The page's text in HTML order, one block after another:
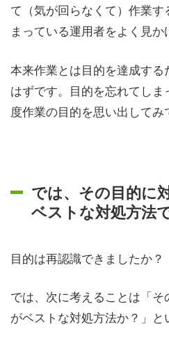
て（気が回らなくて）作業
まっている運用者をよく見か
本来作業とは目的を達成す
はずです。目的を忘れてし
度作業の目的を思い出してみ
では、その目的に
ベストな対処方法
目的は再認識できましたか？
では、次に考えることは「
がベストな対処方法か？」と